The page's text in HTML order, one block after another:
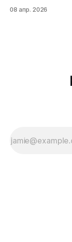
Буузы (или позы,
08 апр. 2026